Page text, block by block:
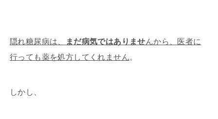
隠れ糖尿病は、 まだ病気ではありませんから、医者に
行っても薬を処方してくれません。
しかし、